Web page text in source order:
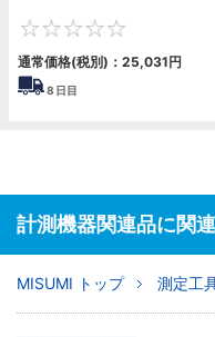
通常価格(税別)： 25,031円
8 日目
計測機器関連品に関
MISUMI トップ 測定工